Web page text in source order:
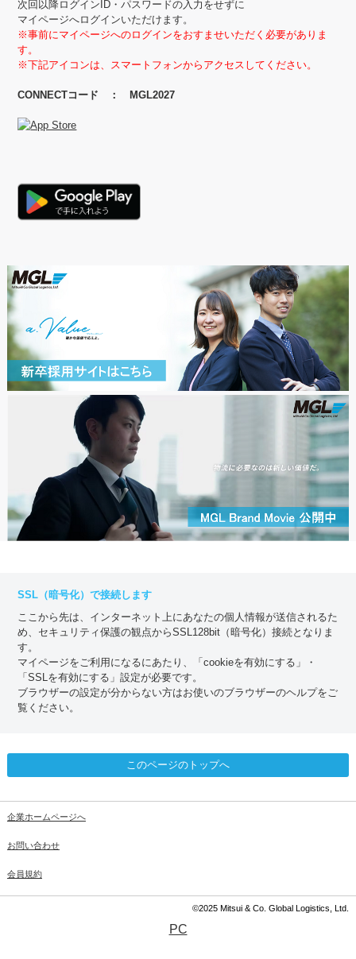
次回以降ログインID・パスワードの入力をせずに
マイページへログインいただけます。
※事前にマイページへのログインをおすませいただく必要がありま
す。
※下記アイコンは、スマートフォンからアクセスしてください。
CONNECTコード ： MGL2027
SSL（暗号化）で接続します
ここから先は、インターネット上にあなたの個人情報が送信されるた
め、セキュリティ保護の観点からSSL128bit（暗号化）接続となりま
す。
マイページをご利用になるにあたり、「cookieを有効にする」・
「SSLを有効にする」設定が必要です。
ブラウザーの設定が分からない方はお使いのブラウザーのヘルプをご
覧ください。
このページのトップへ
企業ホームページへ
お問い合わせ
会員規約
©2025 Mitsui & Co. Global Logistics, Ltd.
PC